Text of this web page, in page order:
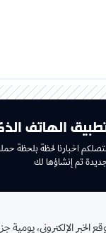
الهاتف
اخبارنا لحظة بلحظة
تم إنشاؤها لك
الخبر الإلكتروني، يومية